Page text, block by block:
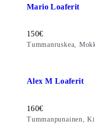
Mario Loaferit
Hinta:
150€
Tummanruskea,
Alex M Loaferit
Hinta:
160€
Tummanpunainen,
Lisää suosikeihin: